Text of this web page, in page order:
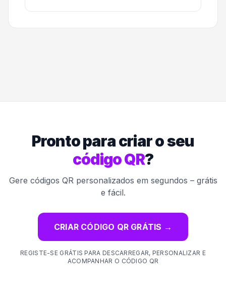
Pronto para criar o seu
código QR?
Gere códigos QR personalizados em segundos – grátis
e fácil.
CRIAR CÓDIGO QR GRÁTIS →
REGISTE-SE GRÁTIS PARA DESCARREGAR, PERSONALIZAR E
ACOMPANHAR O CÓDIGO QR